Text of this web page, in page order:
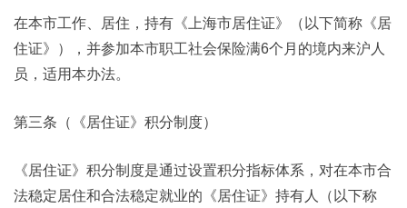
在本市工作、居住，持有《上海市居住证》（以下简称《居
住证》），并参加本市职工社会保险满6个月的境内来沪人
员，适用本办法。
第三条（《居住证》积分制度）
《居住证》积分制度是通过设置积分指标体系，对在本市合
法稳定居住和合法稳定就业的《居住证》持有人（以下称